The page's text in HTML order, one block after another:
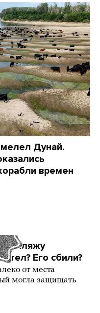
Дунай.
времен
по пляжу
Его сбили?
от места
могла защищать